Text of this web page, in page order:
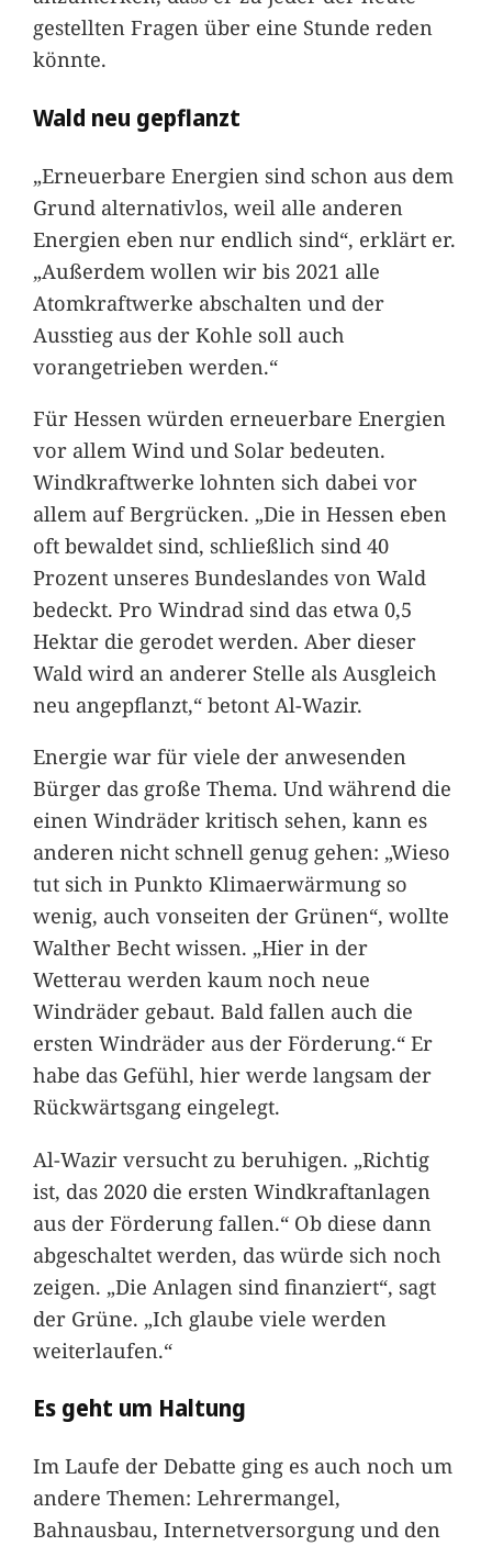
gestellten Fragen über eine Stunde reden
könnte.
Wald neu gepflanzt
„Erneuerbare Energien sind schon aus dem
Grund alternativlos, weil alle anderen
Energien eben nur endlich sind“, erklärt er.
„Außerdem wollen wir bis 2021 alle
Atomkraftwerke abschalten und der
Ausstieg aus der Kohle soll auch
vorangetrieben werden.“
Für Hessen würden erneuerbare Energien
vor allem Wind und Solar bedeuten.
Windkraftwerke lohnten sich dabei vor
allem auf Bergrücken. „Die in Hessen eben
oft bewaldet sind, schließlich sind 40
Prozent unseres Bundeslandes von Wald
bedeckt. Pro Windrad sind das etwa 0,5
Hektar die gerodet werden. Aber dieser
Wald wird an anderer Stelle als Ausgleich
neu angepflanzt,“ betont Al-Wazir.
Energie war für viele der anwesenden
Bürger das große Thema. Und während die
einen Windräder kritisch sehen, kann es
anderen nicht schnell genug gehen: „Wieso
tut sich in Punkto Klimaerwärmung so
wenig, auch vonseiten der Grünen“, wollte
Walther Becht wissen. „Hier in der
Wetterau werden kaum noch neue
Windräder gebaut. Bald fallen auch die
ersten Windräder aus der Förderung.“ Er
habe das Gefühl, hier werde langsam der
Rückwärtsgang eingelegt.
Al-Wazir versucht zu beruhigen. „Richtig
ist, das 2020 die ersten Windkraftanlagen
aus der Förderung fallen.“ Ob diese dann
abgeschaltet werden, das würde sich noch
zeigen. „Die Anlagen sind finanziert“, sagt
der Grüne. „Ich glaube viele werden
weiterlaufen.“
Es geht um Haltung
Im Laufe der Debatte ging es auch noch um
andere Themen: Lehrermangel,
Bahnausbau, Internetversorgung und den